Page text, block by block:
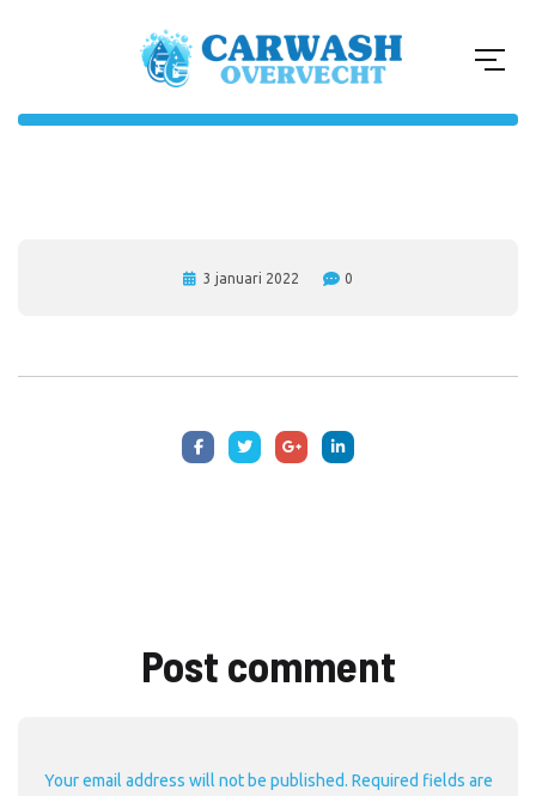
3 januari 2022 0
Post comment
Your email address will not be published. Required fields are